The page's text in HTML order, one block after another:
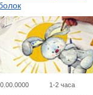
1-2 часа